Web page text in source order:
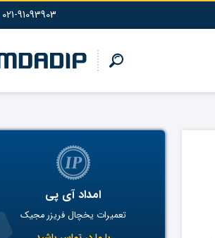
021-91093903
امداد آی پی
تعمیرات یخچال فریزر مجیک